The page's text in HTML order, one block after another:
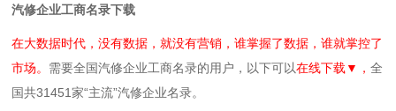
汽修企业工商名录下载
在大数据时代，没有数据，就没有营销，谁掌握了数据，谁就掌控了
市场。 需要全国汽修企业工商名录的用户，以下可以在线下载▼，全
国共31451家“主流”汽修企业名录。